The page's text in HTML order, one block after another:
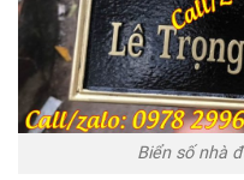
Biển số nhà